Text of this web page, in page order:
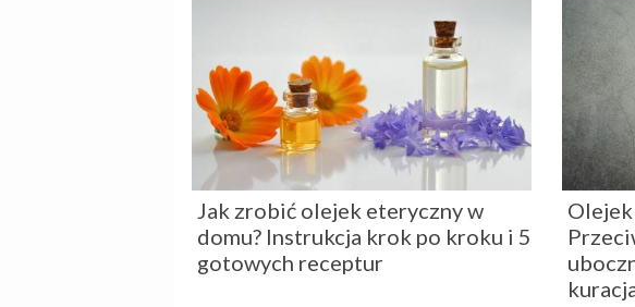
Jak zrobić olejek eteryczny w
domu? Instrukcja krok po kroku i 5
gotowych receptur